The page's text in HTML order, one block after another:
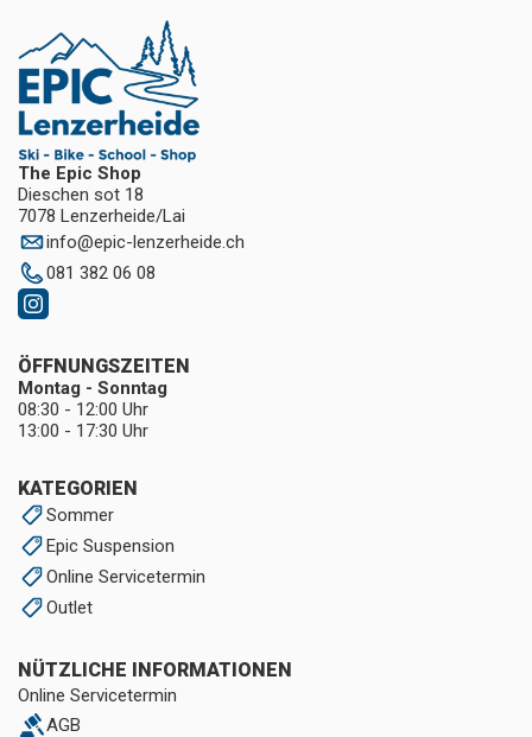
The Epic Shop
Dieschen sot 18
7078 Lenzerheide/Lai
info@epic-lenzerheide.ch
081 382 06 08
KATEGORIEN
Sommer
Epic Suspension
Online Servicetermin
Outlet
NÜTZLICHE INFORMATIONEN
Online Servicetermin
AGB
ÖFFNUNGSZEITEN
Montag - Sonntag
08:30 - 12:00 Uhr
13:00 - 17:30 Uhr